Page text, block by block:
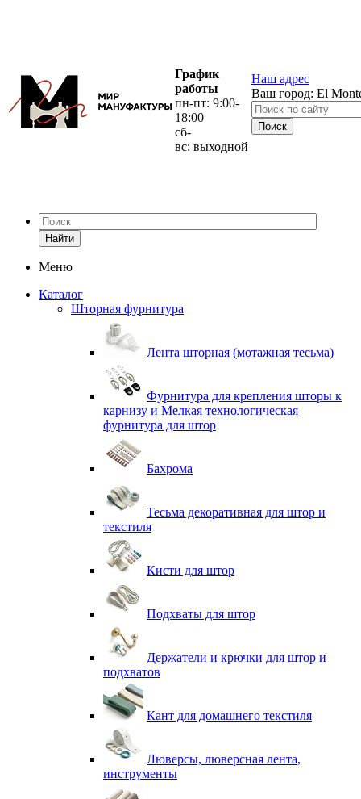
График
работы
пн-пт: 9:00-
18:00
сб-
вс: выходной
Наш адрес
Ваш город: El
Найти
Меню
Каталог
Шторная фурнитура
Лента шторная (мотажная тесьма)
Фурнитура для крепления шторы к
карнизу и Мелкая технологическая
фурнитура для штор
Бахрома
Тесьма декоративная для штор и
текстиля
Кисти для штор
Подхваты для штор
Держатели и крючки для штор и
подхватов
Кант для домашнего текстиля
Люверсы, люверсная лента,
инструменты